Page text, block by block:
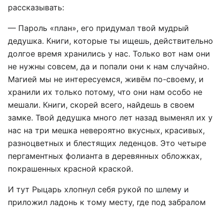
рассказывать:
— Пароль «план», его придумал твой мудрый
дедушка. Книги, которые ты ищешь, действительно
долгое время хранились у нас. Только вот нам они
не нужны совсем, да и попали они к нам случайно.
Магией мы не интересуемся, живём по-своему, и
хранили их только потому, что они нам особо не
мешали. Книги, скорей всего, найдешь в своем
замке. Твой дедушка много лет назад выменял их у
нас на три мешка невероятно вкусных, красивых,
разноцветных и блестящих леденцов. Это четыре
пергаментных фолианта в деревянных обложках,
покрашенных красной краской.
И тут Рыцарь хлопнул себя рукой по шлему и
приложил ладонь к тому месту, где под забралом